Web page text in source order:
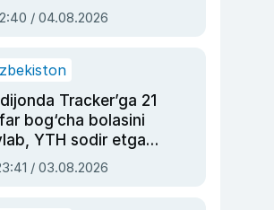
boshqara
qolishidan xavotir
/ 04.08.2026
Tracker’ga 21
bog‘cha bolasini
YTH sodir etgan
sud hukmi o‘qildi
/ 03.08.2026